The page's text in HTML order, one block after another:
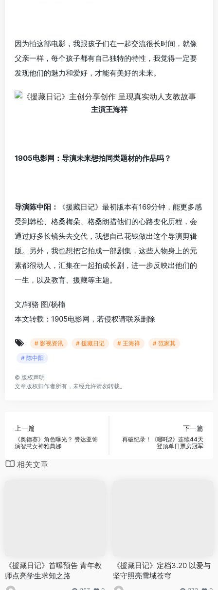
因为拍这部电影，我跟孩子们在一起交流很长时间，就像
父亲一样，每个孩子都有自己独特的特性，我觉得一定要
发现他们的魅力和爱好，才能有美好的未来。
主演王海祥
1905电影网：导演未来想拍同类题材的作品吗？
导演陈中阳：
《援藏日记》最初版本有169分钟，能更多感
受到韩松、格桑梅朵、格桑朗措他们的心路变化历程，会
通过好多长镜头去交代，我想自己花钱做出这个导演剪辑
版。另外，我也想把它拍成一部剧集，这些人物身上的元
素都很动人，汇集在一起拍成长剧，进一步反映出他们的
一生，以及教育、援藏等主题。
文/轲骆 图/杨楠
本文转载：1905电影网，若侵权请联系删除
# 影视资讯 # 援藏日记 # 王海祥
# 范家其
# 陈中阳
© 版权声明
文章版权归作者所有，未经允许请勿转载。
上一篇
《奥德赛》角色曝光？ 赞达亚饰
演智慧女神雅典娜
下一篇
再破纪录！《哪吒2》连续44天
登顶单日票房冠军
相关文章
《援藏日记》首曝预告 青年教
师点亮学生求知之路
《援藏日记》定档3.20 以爱与
坚守照亮雪域苍穹